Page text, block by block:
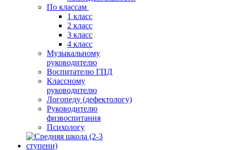
По классам
1 класс
2 класс
3 класс
4 класс
Музыкальному
руководителю
Воспитателю ГПД
Классному
руководителю
Логопеду (дефектологу)
Руководителю
физвоспитания
Психологу